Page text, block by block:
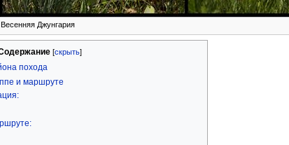
Весенняя Джунгария
похода
и маршруте